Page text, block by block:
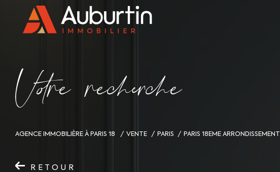
Vore recece
AGENCE IMMOBILIÈRE À PARIS 18 VENTE PARIS PARIS 18EME ARRONDISSEMENT
RETOUR